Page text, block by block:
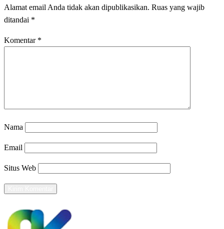
Alamat email Anda tidak akan dipublikasikan. Ruas yang wajib
ditandai *
Komentar *
Nama
Email
Situs Web